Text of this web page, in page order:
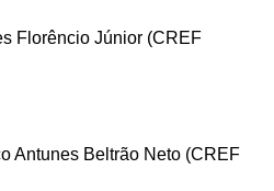
Florêncio Júnior (CREF
Antunes Beltrão Neto (CREF